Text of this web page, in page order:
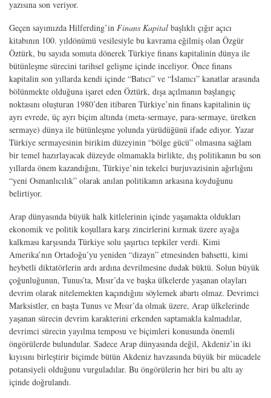
yazısına son veriyor.
Geçen sayımızda Hilferding’in Finans Kapital başlıklı çığır açıcı
kitabının 100. yıldönümü vesilesiyle bu kavrama eğilmiş olan Özgür
Öztürk, bu sayıda somuta dönerek Türkiye finans kapitalinin dünya ile
bütünleşme sürecini tarihsel gelişme içinde inceliyor. Önce finans
kapitalin son yıllarda kendi içinde “Batıcı” ve “İslamcı” kanatlar arasında
bölünmekte olduğuna işaret eden Öztürk, dışa açılmanın başlangıç
noktasını oluşturan 1980’den itibaren Türkiye’nin finans kapitalinin üç
ayrı evrede, üç ayrı biçim altında (meta-sermaye, para-sermaye, üretken
sermaye) dünya ile bütünleşme yolunda yürüdüğünü ifade ediyor. Yazar
Türkiye sermayesinin birikim düzeyinin “bölge gücü” olmasına sağlam
bir temel hazırlayacak düzeyde olmamakla birlikte, dış politikanın bu son
yıllarda önem kazandığını, Türkiye’nin tekelci burjuvazisinin ağırlığını
“yeni Osmanlıcılık” olarak anılan politikanın arkasına koyduğunu
belirtiyor.
Arap dünyasında büyük halk kitlelerinin içinde yaşamakta oldukları
ekonomik ve politik koşullara karşı zincirlerini kırmak üzere ayağa
kalkması karşısında Türkiye solu şaşırtıcı tepkiler verdi. Kimi
Amerika’nın Ortadoğu’yu yeniden “dizayn” etmesinden bahsetti, kimi
heybetli diktatörlerin ardı ardına devrilmesine dudak büktü. Solun büyük
çoğunluğunun, Tunus’ta, Mısır’da ve başka ülkelerde yaşanan olayları
devrim olarak nitelemekten kaçındığını söylemek abartı olmaz. Devrimci
Marksistler, en başta Tunus ve Mısır’da olmak üzere, Arap ülkelerinde
yaşanan sürecin devrim karakterini erkenden saptamakla kalmadılar,
devrimci sürecin yayılma temposu ve biçimleri konusunda önemli
öngörülerde bulundular. Sadece Arap dünyasında değil, Akdeniz’in iki
kıyısını birleştirir biçimde bütün Akdeniz havzasında büyük bir mücadele
potansiyeli olduğunu vurguladılar. Bu öngörülerin her biri bu altı ay
içinde doğrulandı.